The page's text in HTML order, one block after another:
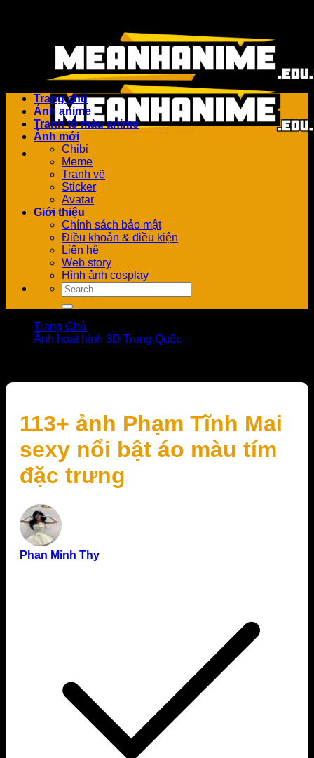
Trang chủ
Ảnh anime
Tranh tô màu anime
Ảnh mới
Chibi
Meme
Tranh vẽ
Sticker
Avatar
Giới thiệu
Chính sách bảo mật
Điều khoản & điều kiện
Liên hệ
Web story
Hình ảnh cosplay
Trang Chủ
Ảnh hoạt hình 3D Trung Quốc
113+ ảnh Phạm Tĩnh Mai
sexy nổi bật áo màu tím
đặc trưng
Phan Minh Thy